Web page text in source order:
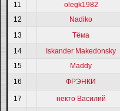
11
olegk1982
12
Nadiko
13
Тёма
14
Iskander Makedonsky
15
Maddy
16
ФРЭНКИ
17 некто Василий